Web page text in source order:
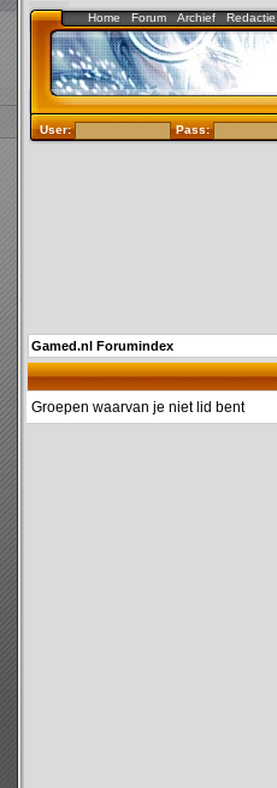
Home Forum Archief Redactie
User: Pass:
Gamed.nl Forumindex
Groepen waarvan je niet lid bent